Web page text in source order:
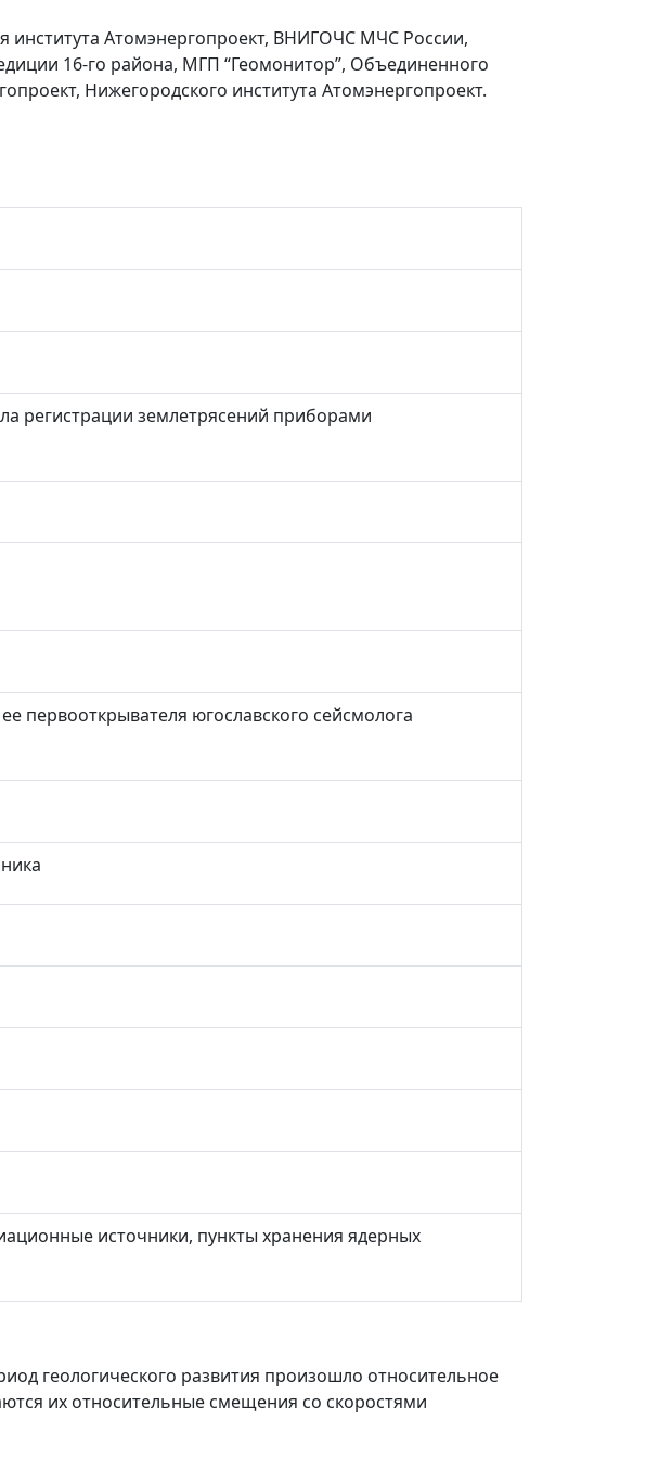
института Атомэнергопроект, ВНИГОЧС МЧС России,
16-го района, МГП “Геомонитор”, Объединенного
Нижегородского института Атомэнергопроект.
регистрации землетрясений приборами
первооткрывателя югославского сейсмолога
источники, пункты хранения ядерных
геологического развития произошло относительное
их относительные смещения со скоростями